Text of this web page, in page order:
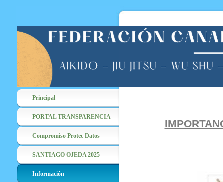
Principal
PORTAL TRANSPARENCIA
Compromiso Protec Datos
SANTIAGO OJEDA 2025
Información